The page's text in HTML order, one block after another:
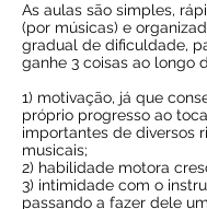
As aulas são simples,
(por músicas) e
gradual de dificuldade,
ganhe 3 coisas ao longo
1) motivação, já que
próprio progresso ao
importantes de diversos
musicais;
2) habilidade motora
3) intimidade com o
passando a fazer dele